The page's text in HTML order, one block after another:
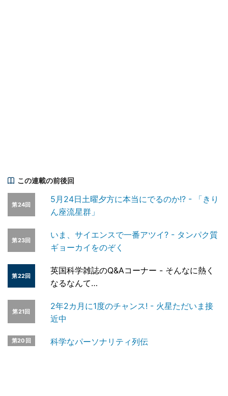
この連載の前後回
第24回
5月24日土曜夕方に本当にでるのか!? - 「きり
ん座流星群」
第23回
いま、サイエンスで一番アツイ? - タンパク質
ギョーカイをのぞく
第22回
英国科学雑誌のQ&Aコーナー - そんなに熱く
なるなんて…
第21回
2年2カ月に1度のチャンス! - 火星ただいま接
近中
第20回 科学なパーソナリティ列伝